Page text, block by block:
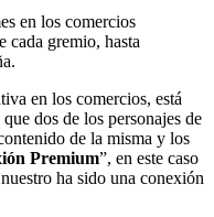
en los comercios
cada gremio, hasta
en los comercios, está
dos de los personajes de
de la misma y los
Premium”, en este caso
ha sido una conexión